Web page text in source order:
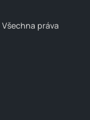
Všechna práva